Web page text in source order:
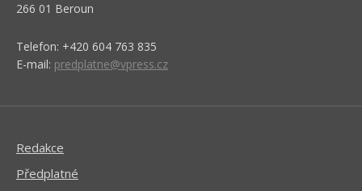
266 01 Beroun
Telefon: +420 604 763 835
E-mail: predplatne@vpress.cz
Redakce
Předplatné